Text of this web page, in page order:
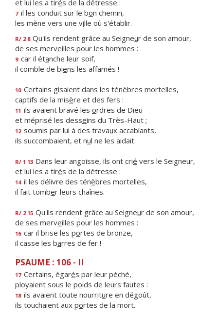
et lui les a tirés de la détresse :
7 il les conduit sur le bon chemin,
les mène vers une ville où s'établir.
R/ 2 8 Qu'ils rendent grâce au Seigneur de son amour,
de ses merveilles pour les hommes :
9 car il étanche leur soif,
il comble de biens les affamés !
10 Certains gisaient dans les ténèbres mortelles,
captifs de la misère et des fers :
11 ils avaient bravé les ordres de Dieu
et méprisé les desseins du Très-Haut ;
12 soumis par lui à des travaux accablants,
ils succombaient, et nul ne les aidait.
R/ 1 13 Dans leur angoisse, ils ont crié vers le Seigneur,
et lui les a tirés de la détresse :
14 il les délivre des ténèbres mortelles,
il fait tomber leurs chaînes.
R/ 2 15 Qu'ils rendent grâce au Seigneur de son amour,
de ses merveilles pour les hommes :
16 car il brise les portes de bronze,
il casse les barres de fer !
PSAUME : 106 - II
17 Certains, égarés par leur péché,
ployaient sous le poids de leurs fautes :
18 ils avaient toute nourriture en dégoût,
ils touchaient aux portes de la mort.